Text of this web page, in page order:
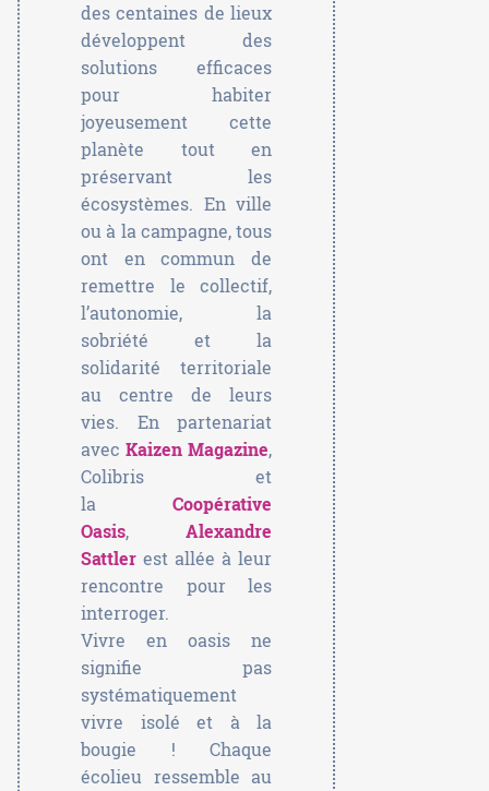
des centaines de lieux
développent des
solutions efficaces
pour habiter
joyeusement cette
planète tout en
préservant les
écosystèmes. En ville
ou à la campagne, tous
ont en commun de
remettre le collectif,
l’autonomie, la
sobriété et la
solidarité territoriale
au centre de leurs
vies. En partenariat
avecKaizen Magazine,
Colibris et
laCoopérative
Oasis,Alexandre
Sattler est allée à leur
rencontre pour les
interroger.
Vivre en oasis ne
signifie pas
systématiquement
vivre isolé et à la
bougie ! Chaque
écolieu ressemble au